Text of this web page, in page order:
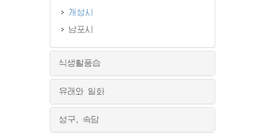
개성시
남포시
식생활풍습
유래와 일화
성구, 속담